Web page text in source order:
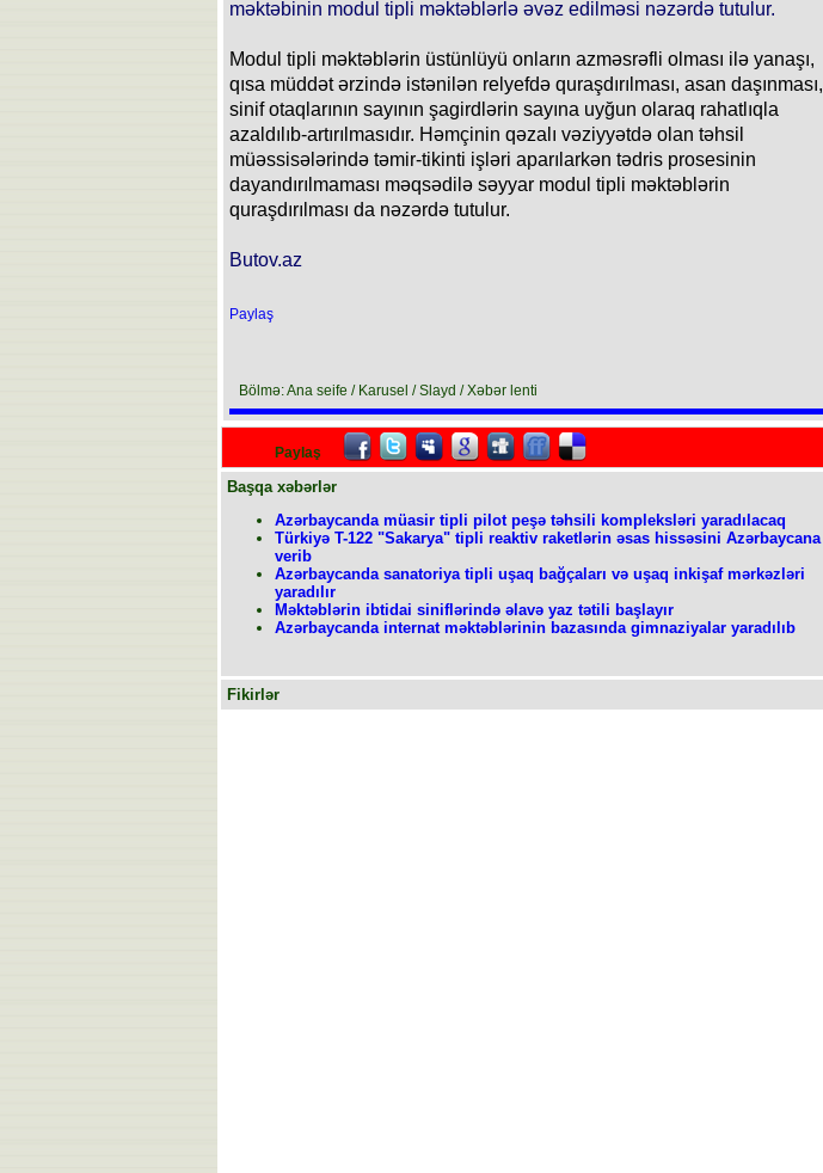
məktəbinin modul tipli məktəblərlə əvəz edilməsi nəzərdə tutulur.
Modul tipli məktəblərin üstünlüyü onların azməsrəfli olması ilə yanaşı,
qısa müddət ərzində istənilən relyefdə quraşdırılması, asan daşınması,
sinif otaqlarının sayının şagirdlərin sayına uyğun olaraq rahatlıqla
azaldılıb-artırılmasıdır. Həmçinin qəzalı vəziyyətdə olan təhsil
müəssisələrində təmir-tikinti işləri aparılarkən tədris prosesinin
dayandırılmaması məqsədilə səyyar modul tipli məktəblərin
quraşdırılması da nəzərdə tutulur.
Butov.az
Paylaş
Bölmə: Ana seife / Karusel / Slayd / Xəbər lenti
Paylaş
Başqa xəbərlər
Azərbaycanda müasir tipli pilot peşə təhsili kompleksləri yaradılacaq
Türkiyə T-122 "Sakarya" tipli reaktiv raketlərin əsas hissəsini Azərbaycana
verib
Azərbaycanda sanatoriya tipli uşaq bağçaları və uşaq inkişaf mərkəzləri
yaradılır
Məktəblərin ibtidai siniflərində əlavə yaz tətili başlayır
Azərbaycanda internat məktəblərinin bazasında gimnaziyalar yaradılıb
Fikirlər